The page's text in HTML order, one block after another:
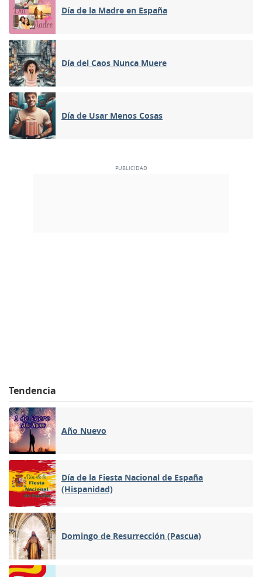
Día de la Madre en España
Día del Caos Nunca Muere
Día de Usar Menos Cosas
Tendencia
Año Nuevo
Día de la Fiesta Nacional de España
(Hispanidad)
Domingo de Resurrección (Pascua)